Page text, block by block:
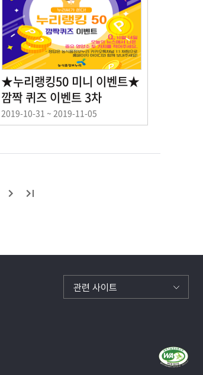
★누리랭킹50 미니 이벤트★
깜짝 퀴즈 이벤트 3차
이
벤
2019-10-31 ~ 2019-11-05
다
록
관련 사이트